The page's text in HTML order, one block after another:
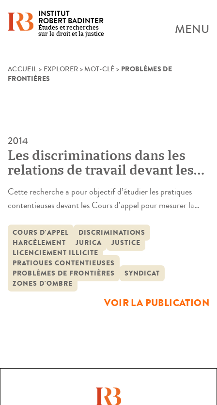
Skip
INSTITUT
ROBERT BADINTER
Études et recherches
sur le droit et la justice
MENU
ACCUEIL > EXPLORER >MOT-CLÉ > PROBLÈMES DE
FRONTIÈRES
2014
Les discriminations dans les
relations de travail devant les
cours d’appel. La réalisation
contentieuse d’un droit
fondamental
Cette recherche a pour objectif d’étudier les pratiques
contentieuses devant les Cours d’appel pour mesurer la
évolutions possibles du droit. Dans ce cadre, il convient de
s’intéresser aux circonstances, événements, actions ou
encore comportements qui vont pousser à l’action en
justice. Cette étude va aussi […]
COURS D'APPEL
DISCRIMINATIONS
HARCÈLEMENT
JURICA
JUSTICE
LICENCIEMENT ILLICITE
PRATIQUES CONTENTIEUSES
PROBLÈMES DE FRONTIÈRES
SYNDICAT
ZONES D'OMBRE
VOIR LA PUBLICATION